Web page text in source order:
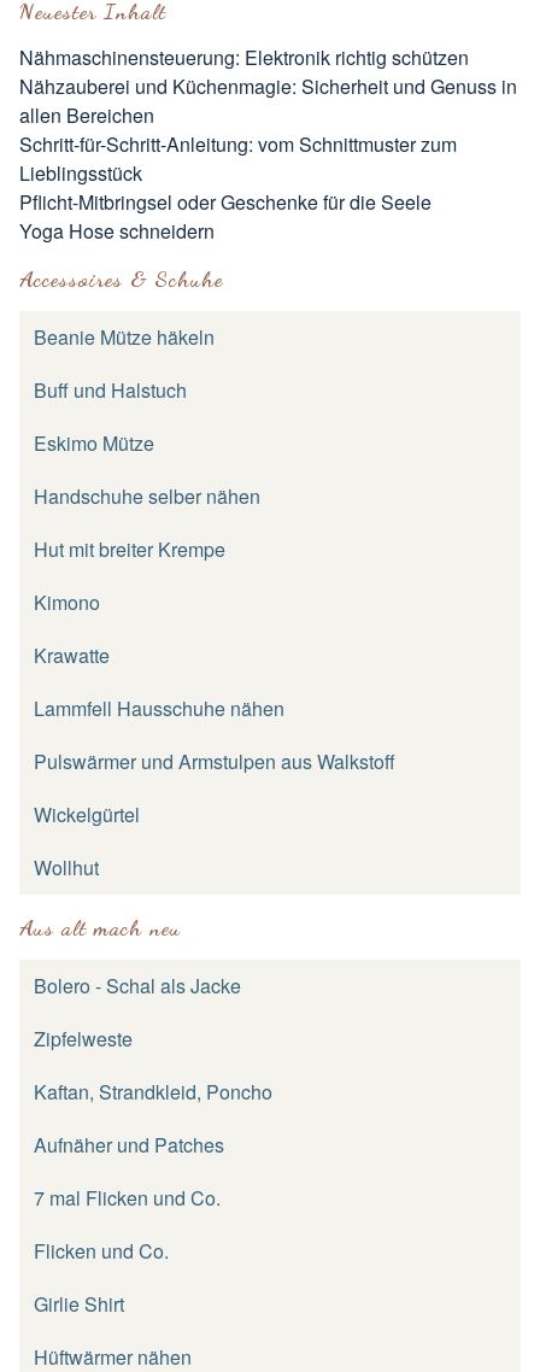
Neuester Inhalt
Nähmaschinensteuerung: Elektronik richtig schützen
Nähzauberei und Küchenmagie: Sicherheit und Genuss in
allen Bereichen
Schritt-für-Schritt-Anleitung: vom Schnittmuster zum
Lieblingsstück
Pflicht-Mitbringsel oder Geschenke für die Seele
Yoga Hose schneidern
Accessoires & Schuhe
Beanie Mütze häkeln
Buff und Halstuch
Eskimo Mütze
Handschuhe selber nähen
Hut mit breiter Krempe
Kimono
Krawatte
Lammfell Hausschuhe nähen
Pulswärmer und Armstulpen aus Walkstoff
Wickelgürtel
Wollhut
Aus alt mach neu
Bolero - Schal als Jacke
Zipfelweste
Kaftan, Strandkleid, Poncho
Aufnäher und Patches
7 mal Flicken und Co.
Flicken und Co.
Girlie Shirt
Hüftwärmer nähen